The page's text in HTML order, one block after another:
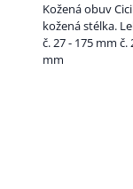
Kožená obuv
kožená stélka.
č. 27 - 175 mm č.
mm